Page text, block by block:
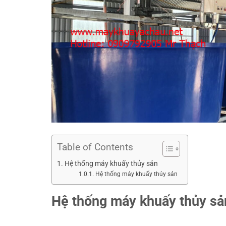
Table of Contents
Hệ thống máy khuấy thủy sản
Hệ thống máy khuấy thủy sản
Hệ thống máy khuấy thủy